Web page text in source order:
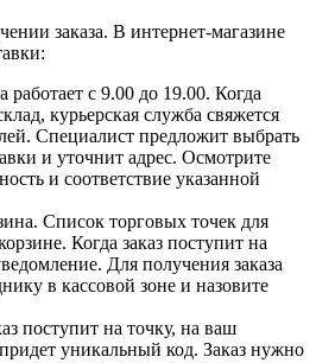
заказа. В интернет-магазине
работает с 9.00 до 19.00. Когда
курьерская служба свяжется
Специалист предложит выбрать
и уточнит адрес. Осмотрите
и соответствие указанной
Список торговых точек для
Когда заказ поступит на
Для получения заказа
в кассовой зоне и назовите
поступит на точку, на ваш
уникальный код. Заказ нужно